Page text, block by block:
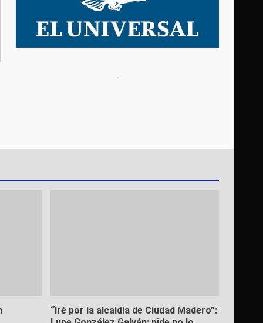
“Iré por la alcaldía de Ciudad Madero”: